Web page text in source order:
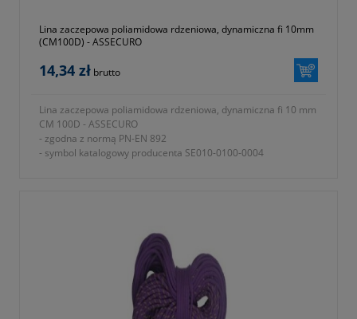
Lina zaczepowa poliamidowa rdzeniowa, dynamiczna fi 10mm
(CM100D) - ASSECURO
14,34 zł brutto
Lina zaczepowa poliamidowa rdzeniowa, dynamiczna fi 10 mm
CM 100D - ASSECURO
- zgodna z normą PN-EN 892
- symbol katalogowy producenta SE010-0100-0004